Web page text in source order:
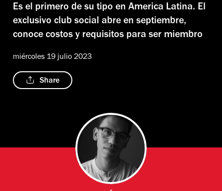
Es el primero de su tipo en America Latina. El
exclusivo club social abre en septiembre,
conoce costos y requisitos para ser miembro
miércoles 19 julio 2023
Share